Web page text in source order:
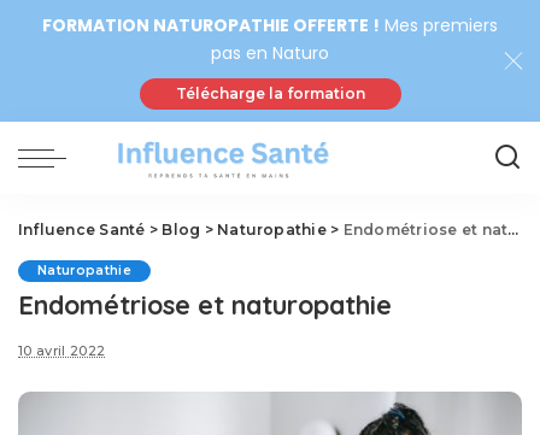
FORMATION NATUROPATHIE OFFERTE ! Mes premiers
pas en Naturo
Télécharge la formation
Influence Santé > Blog > Naturopathie> Endométriose et naturopathie
Naturopathie
Endométriose et naturopathie
10 avril 2022